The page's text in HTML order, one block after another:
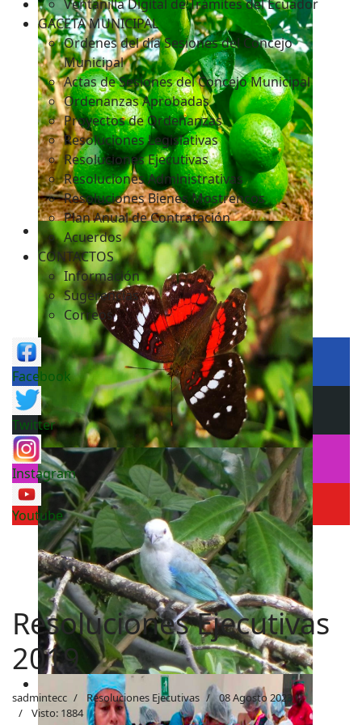
Ventanilla Digital de Trámites del Ecuador
GACETA MUNICIPAL
Ordenes del día Sesiones del Concejo
Municipal
Actas de Sesiones del Concejo Municipal
Ordenanzas Aprobadas
Proyectos de Ordenanzas
Resoluciones Legislativas
Resoluciones Ejecutivas
Resoluciones Administrativas
Resoluciones Bienes Mostrencos
Plan Anual de Contratación
Acuerdos
CONTACTOS
Información
Sugerencias
Correos
Facebook
Twitter
Instagram
Youtube
Resoluciones Ejecutivas
2019
sadmintecc Resoluciones Ejecutivas
08 Agosto 2023
Visto: 1884